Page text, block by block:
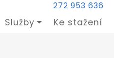
272 953 636
Služby Ke stažení